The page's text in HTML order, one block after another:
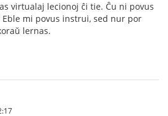
virtualaj lecionoj ĉi tie. Ĉu ni povus
mi povus instrui, sed nur por
lernas.